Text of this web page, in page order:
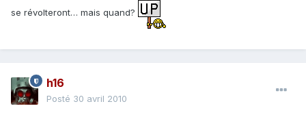
se révolteront… mais quand?
h16
Posté 30 avril 2010